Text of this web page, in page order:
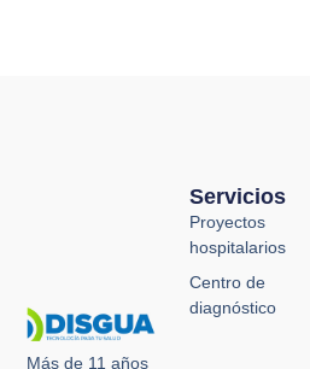
Más de 11 años
Servicios
Proyectos
hospitalarios
Centro de
diagnóstico